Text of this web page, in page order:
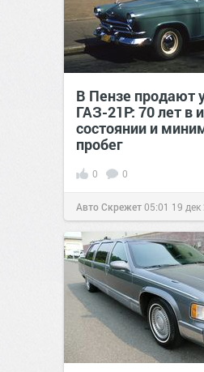
В Пензе продают
ГАЗ-21Р: 70 лет в
состоянии и
пробег
0 0
Авто Скрежет05:01 19 дек